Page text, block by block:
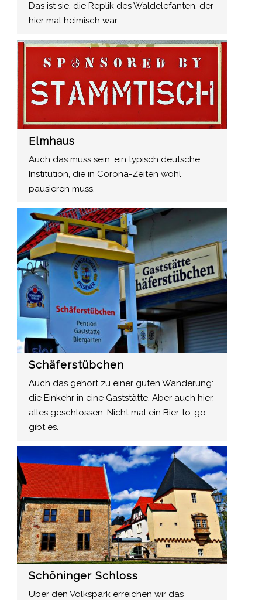
Das ist sie, die Replik des Waldelefanten, der
hier mal heimisch war.
Elmhaus
Auch das muss sein, ein typisch deutsche
Institution, die in Corona-Zeiten wohl
pausieren muss.
Schäferstübchen
Auch das gehört zu einer guten Wanderung:
die Einkehr in eine Gaststätte. Aber auch hier,
alles geschlossen. Nicht mal ein Bier-to-go
gibt es.
Schöninger Schloss
Über den Volkspark erreichen wir das